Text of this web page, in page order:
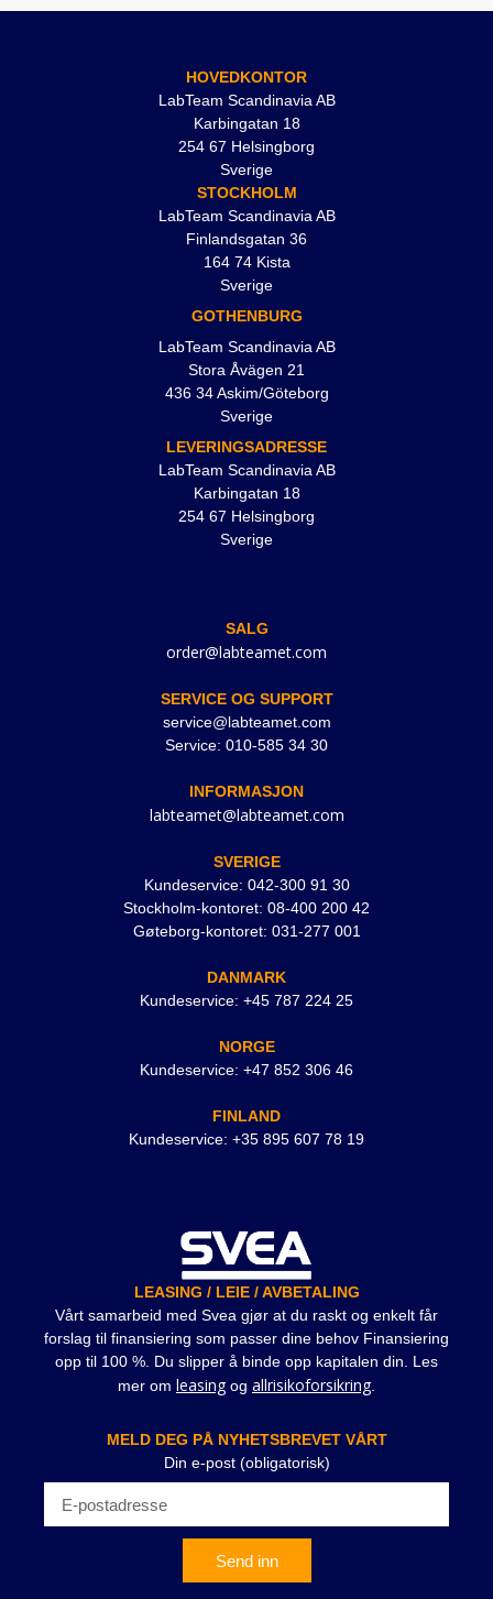
HOVEDKONTOR
LabTeam Scandinavia AB
Karbingatan 18
254 67 Helsingborg
Sverige
STOCKHOLM
LabTeam Scandinavia AB
Finlandsgatan 36
164 74 Kista
Sverige
GOTHENBURG
LabTeam Scandinavia AB
Stora Åvägen 21
436 34 Askim/Göteborg
Sverige
LEVERINGSADRESSE
LabTeam Scandinavia AB
Karbingatan 18
254 67 Helsingborg
Sverige
SALG
order@labteamet.com
SERVICE OG SUPPORT
service@labteamet.com
Service: 010-585 34 30
INFORMASJON
labteamet@labteamet.com
SVERIGE
Kundeservice: 042-300 91 30
Stockholm-kontoret: 08-400 200 42
Gøteborg-kontoret: 031-277 001
DANMARK
Kundeservice: +45 787 224 25
NORGE
Kundeservice: +47 852 306 46
FINLAND
Kundeservice: +35 895 607 78 19
LEASING / LEIE / AVBETALING
Vårt samarbeid med Svea gjør at du raskt og enkelt får
forslag til finansiering som passer dine behov Finansiering
opp til 100 %. Du slipper å binde opp kapitalen din. Les
mer om leasingog allrisikoforsikring.
MELD DEG PÅ NYHETSBREVET VÅRT
Din e-post (obligatorisk)
Send inn